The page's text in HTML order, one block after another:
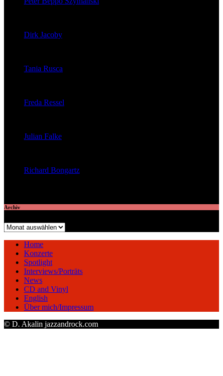
Dirk Jacoby
Tania Rusca
Freda Ressel
Julian Falke
Richard Bongartz
Archiv
Archiv
Home
Konzerte
Spotlight
Interviews/Porträts
News
CD and Vinyl
English
Über mich/Impressum
© D. Akalin jazzandrock.com